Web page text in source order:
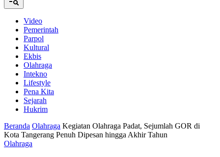
Video
Pemerintah
Parpol
Kultural
Ekbis
Olahraga
Intekno
Lifestyle
Pena Kita
Sejarah
Hukrim
Beranda Olahraga Kegiatan Olahraga Padat, Sejumlah GOR di
Kota Tangerang Penuh Dipesan hingga Akhir Tahun
Olahraga